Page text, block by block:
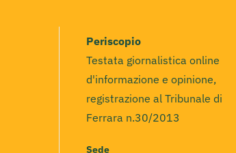
Periscopio
Testata giornalistica online
d'informazione e opinione,
registrazione al Tribunale di
Ferrara n.30/2013
Sede